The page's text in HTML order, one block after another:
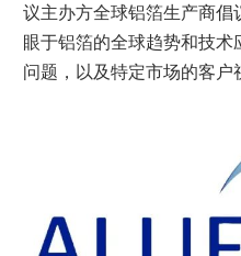
议主办方全球铝箔生产商倡
眼于铝箔的全球趋势和技
问题，以及特定市场的客户